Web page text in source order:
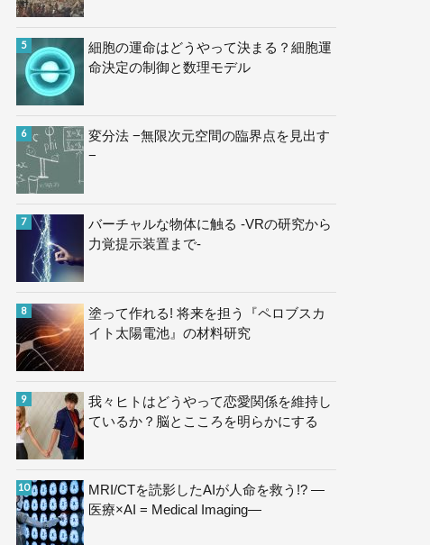
細胞の運命はどうやって決まる？細胞運
命決定の制御と数理モデル
変分法 −無限次元空間の臨界点を見出す
−
バーチャルな物体に触る -VRの研究から
力覚提示装置まで-
塗って作れる! 将来を担う『ペロブスカ
イト太陽電池』の材料研究
我々ヒトはどうやって恋愛関係を維持し
ているか？脳とこころを明らかにする
MRI/CTを読影したAIが人命を救う!? —
医療×AI = Medical Imaging—